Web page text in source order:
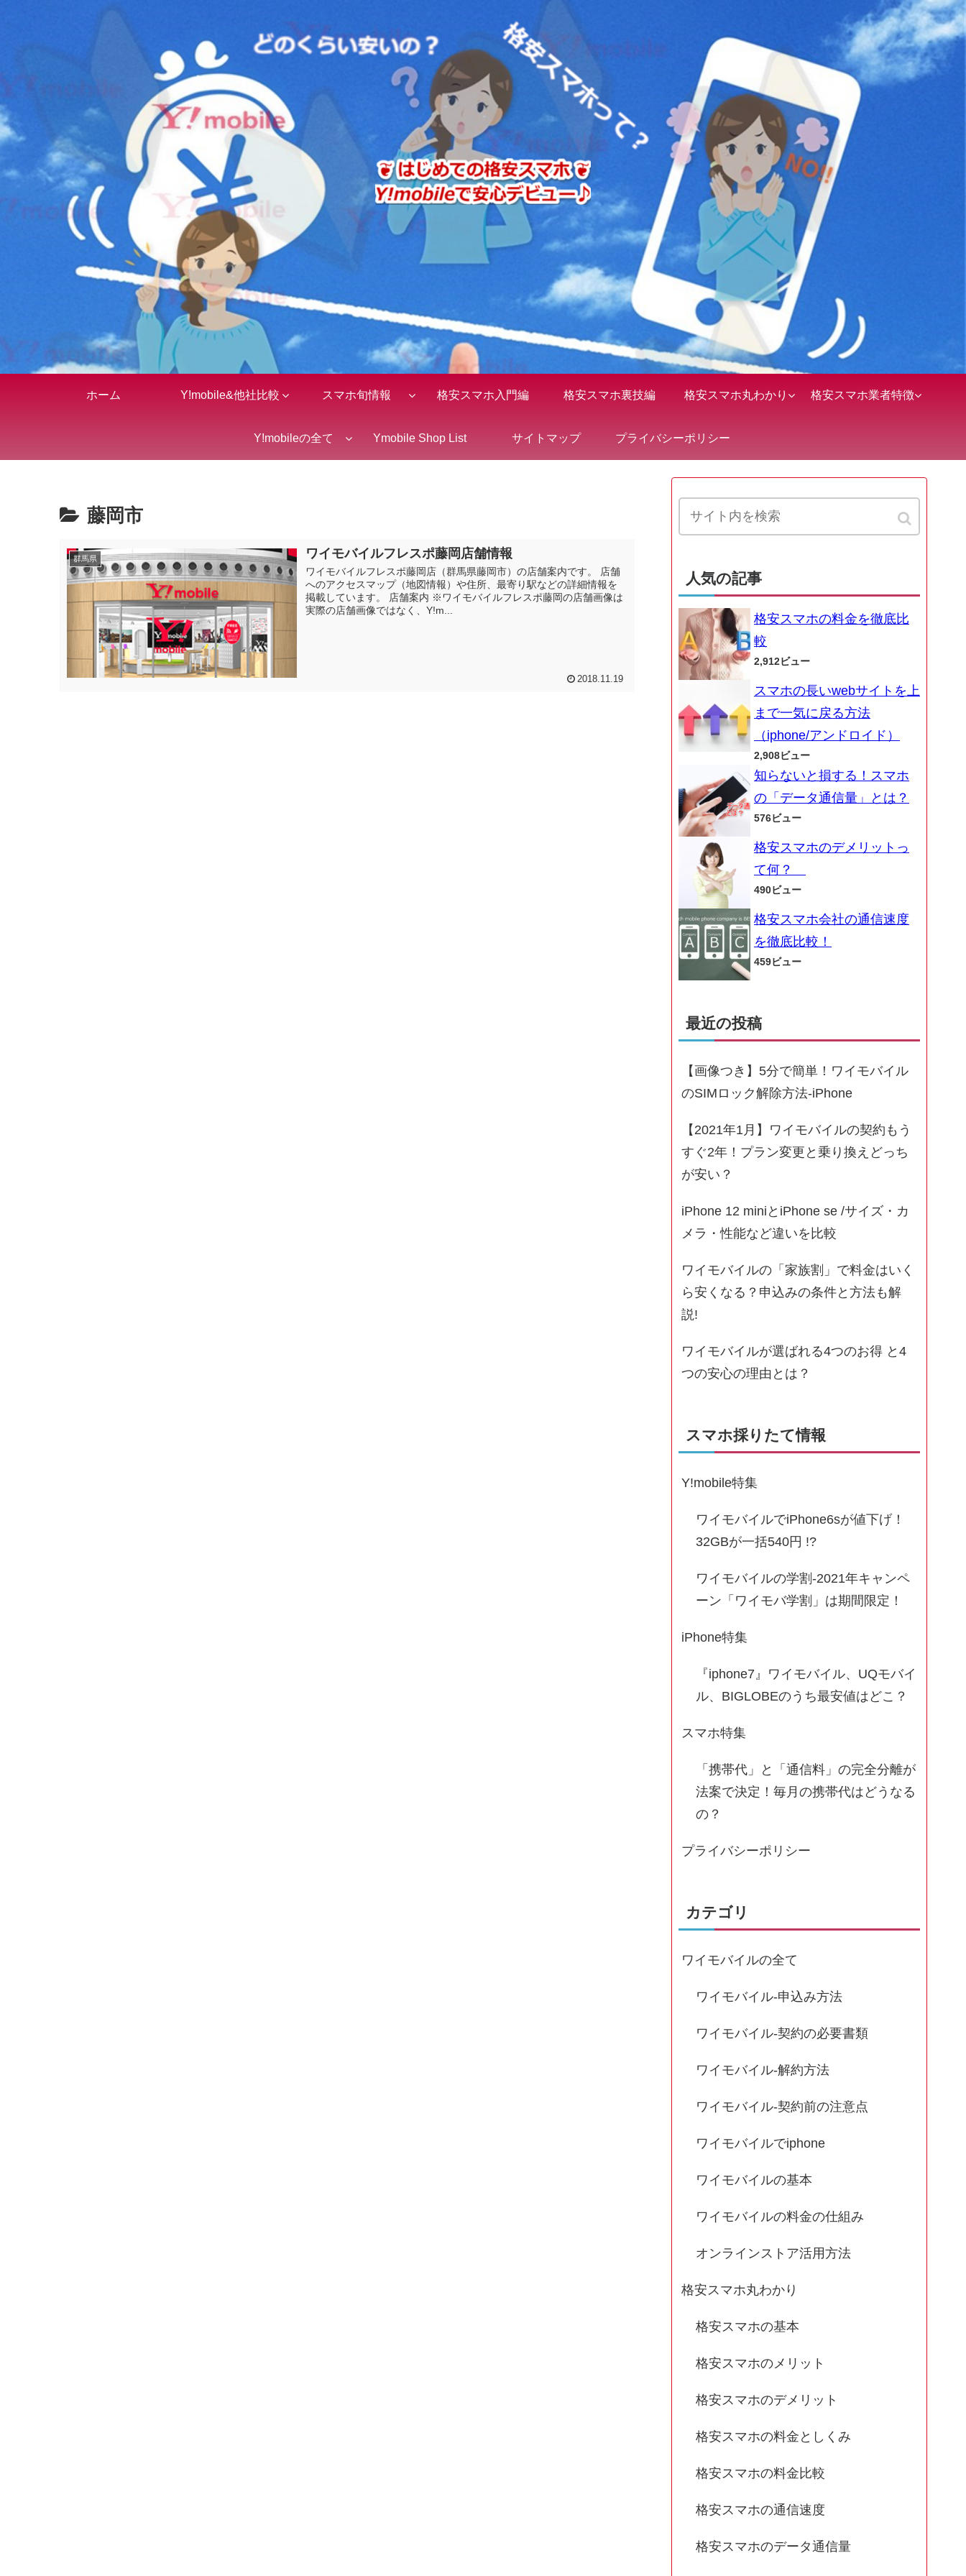
ホーム Y!mobile&他社比較 スマホ旬情報 格安スマホ入門編 格安スマホ裏技編 格安スマホ丸わかり 格安スマホ業者特徴
Y!mobileの全て Ymobile Shop List サイトマップ プライバシーポリシー
藤岡市
群馬県 ワイモバイルフレスポ藤岡店舗情報
ワイモバイルフレスポ藤岡店（群馬県藤岡市）の店舗案内です。 店舗
へのアクセスマップ（地図情報）や住所、最寄り駅などの詳細情報を
掲載しています。 店舗案内 ※ワイモバイルフレスポ藤岡の店舗画像は
実際の店舗画像ではなく、Y!m...
2018.11.19
人気の記事
格安スマホの料金を徹底比
較
2,912ビュー
スマホの長いwebサイトを上
まで一気に戻る方法
（iphone/アンドロイド）
2,908ビュー
知らないと損する！スマホ
の「データ通信量」とは？
576ビュー
格安スマホのデメリットっ
て何？
490ビュー
格安スマホ会社の通信速度
を徹底比較！
459ビュー
最近の投稿
【画像つき】5分で簡単！ワイモバイル
のSIMロック解除方法-iPhone
【2021年1月】ワイモバイルの契約もう
すぐ2年！プラン変更と乗り換えどっち
が安い？
iPhone 12 miniとiPhone se /サイズ・カ
メラ・性能など違いを比較
ワイモバイルの「家族割」で料金はいく
ら安くなる？申込みの条件と方法も解
説!
ワイモバイルが選ばれる4つのお得 と4
つの安心の理由とは？
スマホ採りたて情報
Y!mobile特集
ワイモバイルでiPhone6sが値下げ！
32GBが一括540円 !?
ワイモバイルの学割-2021年キャンペ
ーン「ワイモバ学割」は期間限定！
iPhone特集
『iphone7』ワイモバイル、UQモバイ
ル、BIGLOBEのうち最安値はどこ？
スマホ特集
「携帯代」と「通信料」の完全分離が
法案で決定！毎月の携帯代はどうなる
の？
プライバシーポリシー
カテゴリ
ワイモバイルの全て
ワイモバイル-申込み方法
ワイモバイル-契約の必要書類
ワイモバイル-解約方法
ワイモバイル-契約前の注意点
ワイモバイルでiphone
ワイモバイルの基本
ワイモバイルの料金の仕組み
オンラインストア活用方法
格安スマホ丸わかり
格安スマホの基本
格安スマホのメリット
格安スマホのデメリット
格安スマホの料金としくみ
格安スマホの料金比較
格安スマホの通信速度
格安スマホのデータ通信量